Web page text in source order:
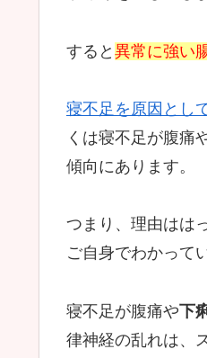
すると 異常に強い
寝不足を原因とし
くは寝不足が腹痛
傾向にあります。
つまり、理由はは
ご自身でわかって
寝不足が腹痛や下
律神経の乱れは、